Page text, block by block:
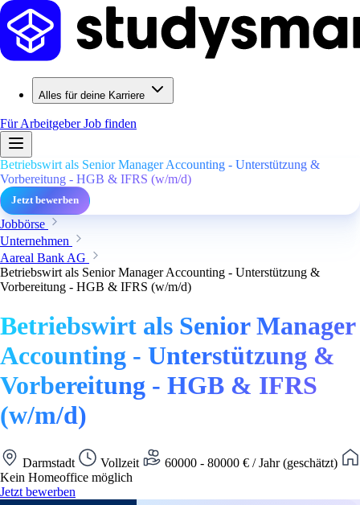
Alles für deine Karriere
Für ArbeitgeberJob finden
Betriebswirt als Senior Manager Accounting - Unterstützung &
Vorbereitung - HGB & IFRS (w/m/d)
Jetzt bewerben
Jobbörse
Unternehmen
Aareal Bank AG
Betriebswirt als Senior Manager Accounting - Unterstützung &
Vorbereitung - HGB & IFRS (w/m/d)
Betriebswirt als Senior Manager
Accounting - Unterstützung &
Vorbereitung - HGB & IFRS
(w/m/d)
Darmstadt Vollzeit
60000 - 80000 € / Jahr (geschätzt)
Kein Homeoffice möglich
Jetzt bewerben